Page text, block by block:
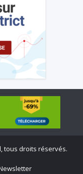
tous droits réservés.